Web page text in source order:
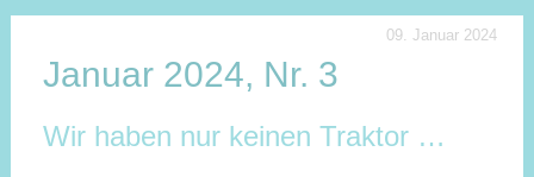
09. Januar 2024
Januar 2024, Nr. 3
Wir haben nur keinen Traktor …